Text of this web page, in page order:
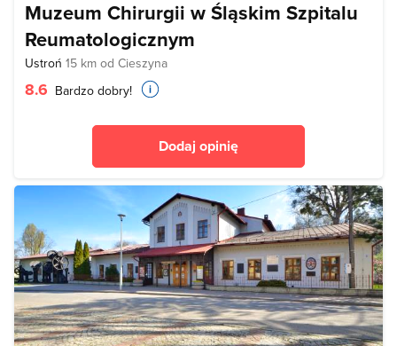
Muzeum Chirurgii w Śląskim Szpitalu
Reumatologicznym
Ustroń 15 km od Cieszyna
8.6 Bardzo dobry!
Dodaj opinię